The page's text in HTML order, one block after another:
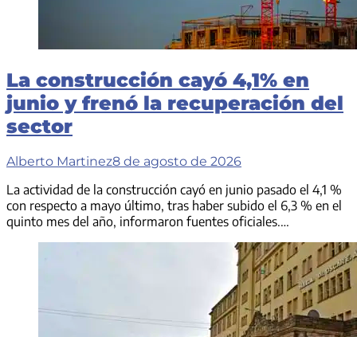
La construcción cayó 4,1% en
junio y frenó la recuperación del
sector
Alberto Martinez8 de agosto de 2026
La actividad de la construcción cayó en junio pasado el 4,1 %
con respecto a mayo último, tras haber subido el 6,3 % en el
quinto mes del año, informaron fuentes oficiales.…